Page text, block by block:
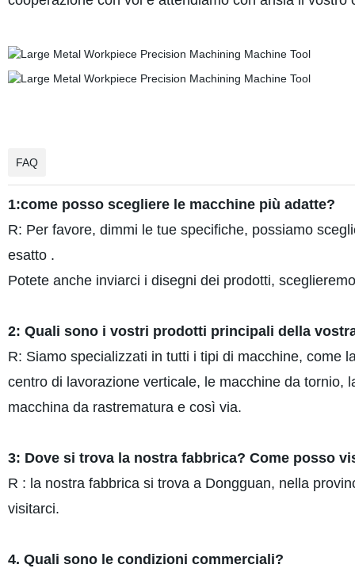
FAQ
1:come posso scegliere le macchine più adatte?
R: Per favore, dimmi le tue specifiche, possiamo
esatto .
Potete anche inviarci i disegni dei prodotti,
2: Quali sono i vostri prodotti principali della
R: Siamo specializzati in tutti i tipi di macchine, come
centro di lavorazione verticale, le macchine da tornio,
macchina da rastrematura e così via.
3: Dove si trova la nostra fabbrica? Come posso
R : la nostra fabbrica si trova a Dongguan, nella
visitarci.
4. Quali sono le condizioni commerciali?